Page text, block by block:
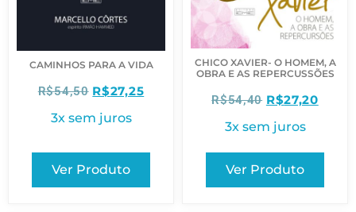
CAMINHOS PARA A VIDA
R$54,50 R$27,25
3x sem juros
Ver Produto
CHICO XAVIER- O HOMEM, A
OBRA E AS REPERCUSSÕES
R$54,40 R$27,20
3x sem juros
Ver Produto